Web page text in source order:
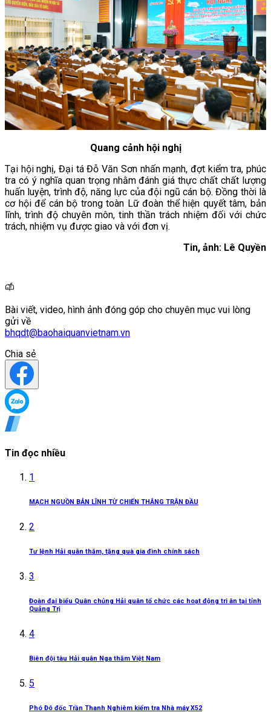
Quang cảnh hội nghị
Tại hội nghị, Đại tá Đỗ Văn Sơn nhấn mạnh, đợt kiểm tra, phúc
tra có ý nghĩa quan trọng nhằm đánh giá thực chất chất lượng
huấn luyện, trình độ, năng lực của đội ngũ cán bộ. Đồng thời là
cơ hội để cán bộ trong toàn Lữ đoàn thể hiện quyết tâm, bản
lĩnh, trình độ chuyên môn, tinh thần trách nhiệm đối với chức
trách, nhiệm vụ được giao và với đơn vị.
Tin, ảnh: Lê Quyền
Bài viết, video, hình ảnh đóng góp cho chuyên mục vui lòng
gửi về
bhqdt@baohaiquanvietnam.vn
Chia sẻ
Tin đọc nhiều
1
MẠCH NGUỒN BẢN LĨNH TỪ CHIẾN THẮNG TRẬN ĐẦU
2
Tư lệnh Hải quân thăm, tặng quà gia đình chính sách
3
Đoàn đại biểu Quân chủng Hải quân tổ chức các hoạt động tri ân tại tỉnh
Quảng Trị
4
Biên đội tàu Hải quân Nga thăm Việt Nam
5
Phó Đô đốc Trần Thanh Nghiêm kiểm tra Nhà máy X52